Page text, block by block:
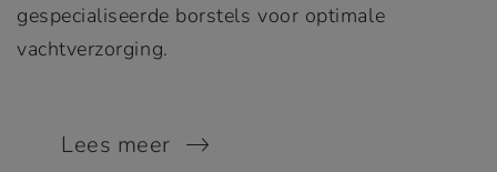
gespecialiseerde borstels voor optimale
vachtverzorging.
Lees meer